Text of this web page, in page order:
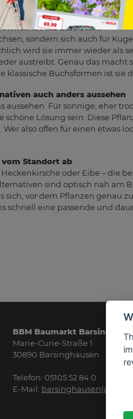
größere Buchsflächen meist
ist die Eibe stark
sondern sich auch für
wird sie immer wieder als
austreibt. Genau das
klassische Buchsformen ist sie
auch anders aussehen
aussehen. Für sonnige, eher
schöne Lösung sein. Diese
also offen für einen etwas
Standort ab
oder Eibe – die
sind optisch nah am
sich, vor dem Pflanzen genau
schnell eine passende und
BBM Baumarkt
Marie-Curie-Straße 1
30890 Barsinghausen
Telefon: 05105 52 84 0
E-Mail: